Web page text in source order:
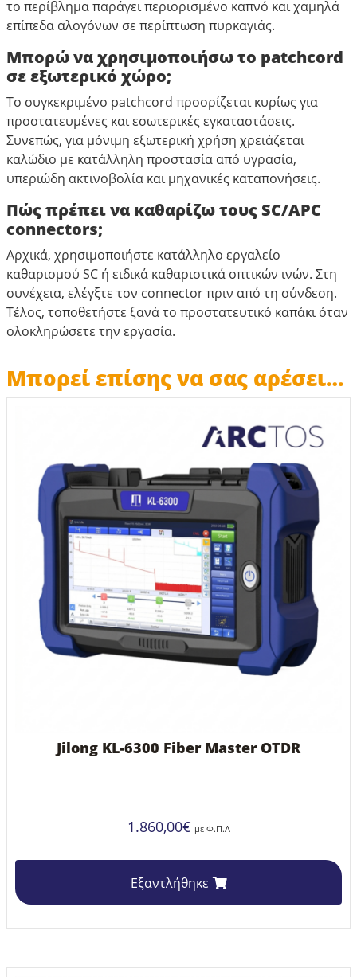
το περίβλημα παράγει περιορισμένο καπνό και χαμηλά
επίπεδα αλογόνων σε περίπτωση πυρκαγιάς.
Μπορώ να χρησιμοποιήσω το patchcord
σε εξωτερικό χώρο;
Το συγκεκριμένο patchcord προορίζεται κυρίως για
προστατευμένες και εσωτερικές εγκαταστάσεις.
Συνεπώς, για μόνιμη εξωτερική χρήση χρειάζεται
καλώδιο με κατάλληλη προστασία από υγρασία,
υπεριώδη ακτινοβολία και μηχανικές καταπονήσεις.
Πώς πρέπει να καθαρίζω τους SC/APC
connectors;
Αρχικά, χρησιμοποιήστε κατάλληλο εργαλείο
καθαρισμού SC ή ειδικά καθαριστικά οπτικών ινών. Στη
συνέχεια, ελέγξτε τον connector πριν από τη σύνδεση.
Τέλος, τοποθετήστε ξανά το προστατευτικό καπάκι όταν
ολοκληρώσετε την εργασία.
Μπορεί επίσης να σας αρέσει…
Jilong KL-6300 Fiber Master OTDR
1.860,00€ με Φ.Π.Α
Εξαντλήθηκε